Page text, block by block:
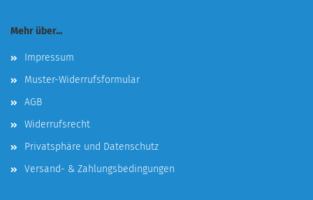
Mehr über...
Impressum
Muster-Widerrufsformular
AGB
Widerrufsrecht
Privatsphäre und Datenschutz
Versand- & Zahlungsbedingungen